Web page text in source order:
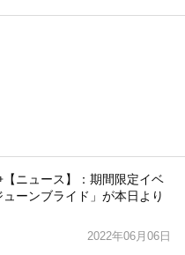
【ニュース】：期間限定イベ
ーンブライド」が本日より
2022年06月06日